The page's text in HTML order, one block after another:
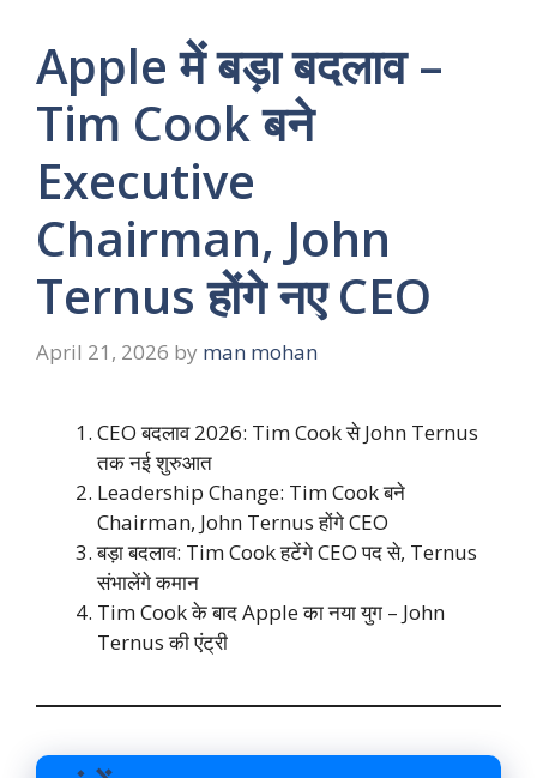
Apple में बड़ा बदलाव –
Tim Cook बने
Executive
Chairman, John
Ternus होंगे नए CEO
April 21, 2026 by man mohan
CEO बदलाव 2026: Tim Cook से John Ternus
तक नई शुरुआत
Leadership Change: Tim Cook बने
Chairman, John Ternus होंगे CEO
बड़ा बदलाव: Tim Cook हटेंगे CEO पद से, Ternus
संभालेंगे कमान
Tim Cook के बाद Apple का नया युग – John
Ternus की एंट्री